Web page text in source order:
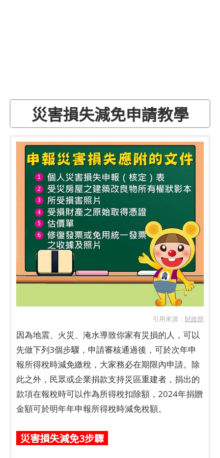
災害損失減免申請教學
引用來源： 財政部
因為地震、火災、淹水導致你家有災損的人，可以
先做下列3個步驟，申請審核通過後，可於次年申
報所得稅時減免繳稅，大家務必在期限內申請。除
此之外，民眾或企業捐款支持災區重建者，捐出的
款項在報稅時可以作為所得稅扣除額，2024年捐贈
金額可於明年年申報所得稅時減免稅額。
災害損失減免3步驟